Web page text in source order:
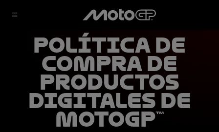
Política de
compra de
productos
digitales de
MotoGP™